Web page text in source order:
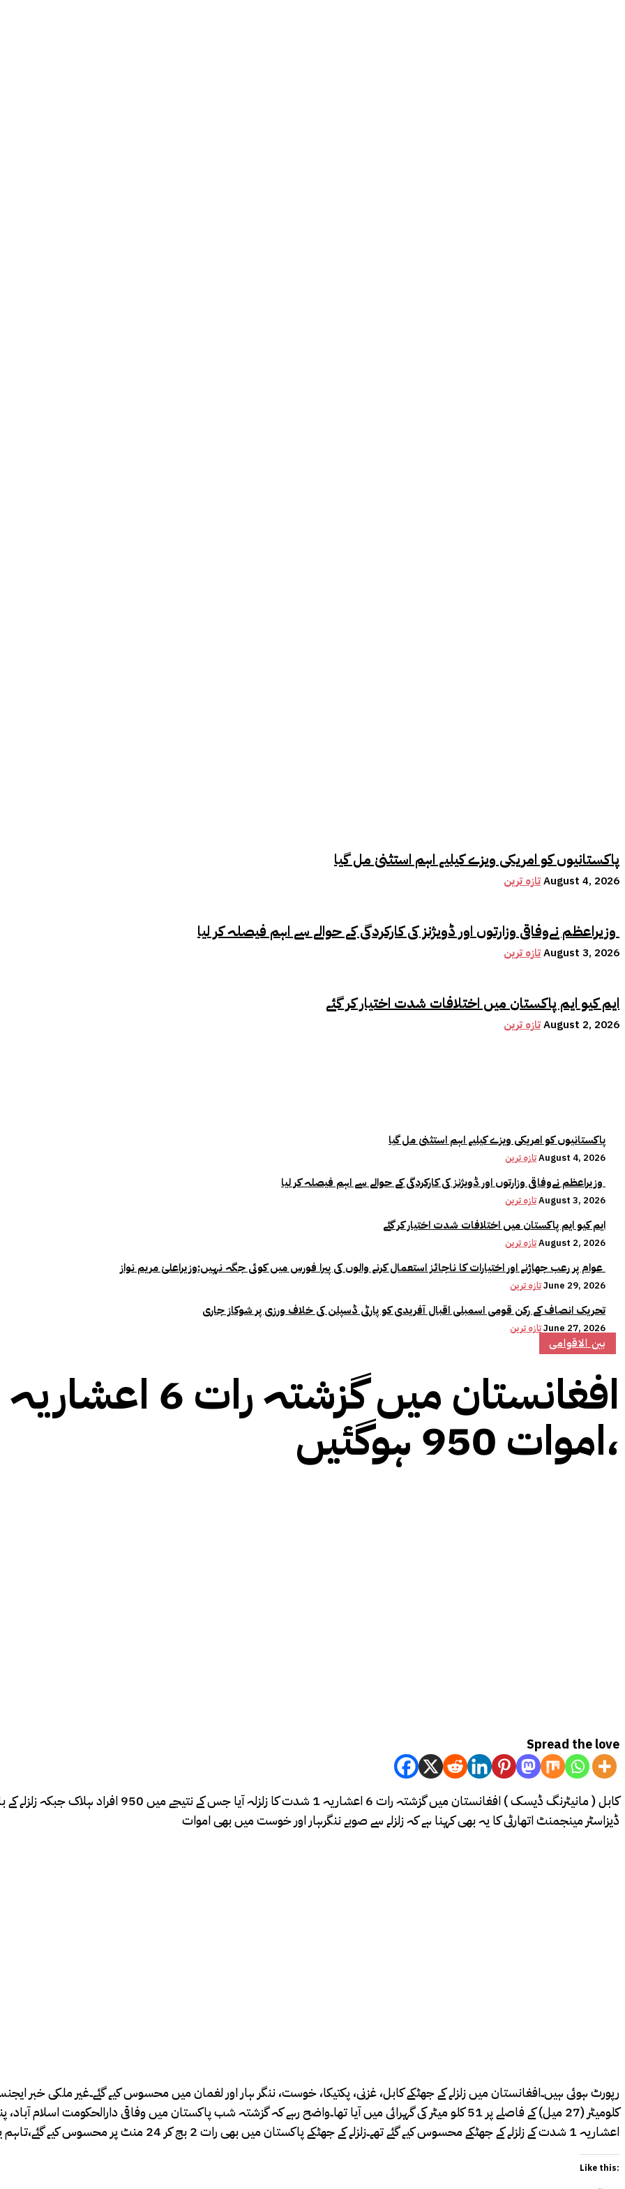
پاکستانیوں کو امریکی ویزے کیلیے اہم استثنیٰ مل گیا
تازہ ترینAugust 4, 2026
وزیراعظم نےوفاقی وزارتوں اور ڈویژنز کی کارکردگی کے حوالے سے اہم فیصلہ کر لیا
تازہ ترینAugust 3, 2026
ایم کیو ایم پاکستان میں اختلافات شدت اختیار کر گئے
تازہ ترینAugust 2, 2026
پاکستانیوں کو امریکی ویزے کیلیے اہم استثنیٰ مل گیا
تازہ ترینAugust 4, 2026
تازہ ترینAugust 3, 2026
ایم کیو ایم پاکستان میں اختلافات شدت اختیار کر گئے
تازہ ترینAugust 2, 2026
تازہ ترینJune 29, 2026
تحریک انصاف کے رکن قومی اسمبلی اقبال آفریدی کو پارٹی ڈسپلن کی خلاف ورزی پر شوکاز جاری
تازہ ترینJune 27, 2026
بین الاقوامی
،اموات 950 ہوگئیں
Spread the love
ڈیزاسٹر مینجمنٹ اتھارٹی کا یہ بھی کہنا ہے کہ زلزلے سے صوبے ننگرہار اور خوست میں بھی اموات
اعشاریہ 1 شدت کے زلزلے کے جھٹکے محسوس کیے گئے تھے۔زلزلے کے جھٹکے پاکستان میں بھی رات 2 بج کر 24 منٹ پر محسوس کیے گئے،تاہم یہاں اس زلزلے سے جانی یا مالی نقصان کی کوئی اطلاع نہیں ملی ہے۔
Like this: